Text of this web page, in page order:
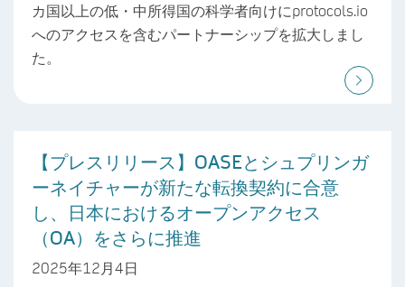
カ国以上の低・中所得国の科学者向けにprotocols.io
へのアクセスを含むパートナーシップを拡大しまし
た。
【プレスリリース】OASEとシュプリンガ
ーネイチャーが新たな転換契約に合意
し、日本におけるオープンアクセス
（OA）をさらに推進
2025年12月4日